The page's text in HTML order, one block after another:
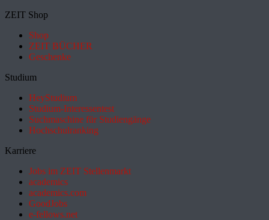
ZEIT Shop
Shop
ZEIT BÜCHER
Geschenke
Studium
HeyStudium
Studium-Interessentest
Suchmaschine für Studiengänge
Hochschulranking
Karriere
Jobs im ZEIT Stellenmarkt
academics
academics.com
GoodJobs
e-fellows.net